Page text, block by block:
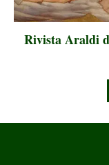
Rivista Araldi